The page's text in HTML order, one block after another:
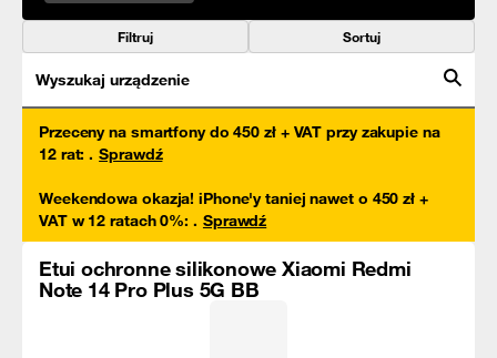
Filtruj Sortuj
Wyszukaj urządzenie
Przeceny na smartfony do 450 zł + VAT przy zakupie na
12 rat: . Sprawdź
Weekendowa okazja! iPhone'y taniej nawet o 450 zł +
VAT w 12 ratach 0%: . Sprawdź
Etui ochronne silikonowe Xiaomi Redmi
Note 14 Pro Plus 5G BB